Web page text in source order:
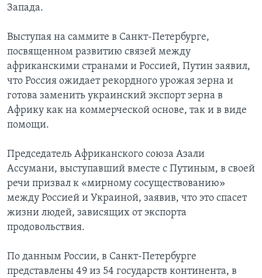
Запада.
Выступая на саммите в Санкт-Петербурге,
посвященном развитию связей между
африканскими странами и Россией, Путин заявил,
что Россия ожидает рекордного урожая зерна и
готова заменить украинский экспорт зерна в
Африку как на коммерческой основе, так и в виде
помощи.
Председатель Африканского союза Азали
Ассумани, выступавший вместе с Путиным, в своей
речи призвал к «мирному сосуществованию»
между Россией и Украиной, заявив, что это спасет
жизни людей, зависящих от экспорта
продовольствия.
По данным России, в Санкт-Петербурге
представлены 49 из 54 государств континента, в